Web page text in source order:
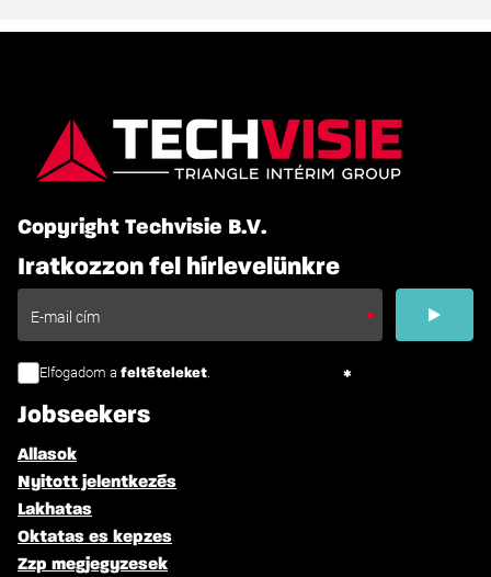
Copyright Techvisie B.V.
Iratkozzon fel hírlevelünkre
Elfogadom a feltételeket.
Jobseekers
Allasok
Nyitott jelentkezés
Lakhatas
Oktatas es kepzes
Zzp megjegyzesek